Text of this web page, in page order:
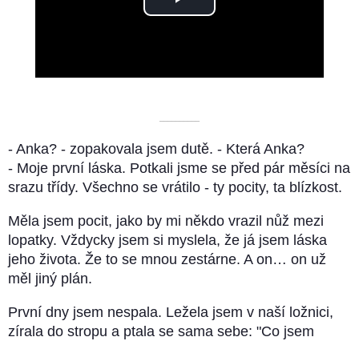
Play
––––––––––
- Anka? - zopakovala jsem dutě. - Která Anka?
- Moje první láska. Potkali jsme se před pár měsíci na
srazu třídy. Všechno se vrátilo - ty pocity, ta blízkost.
Měla jsem pocit, jako by mi někdo vrazil nůž mezi
lopatky. Vždycky jsem si myslela, že já jsem láska
jeho života. Že to se mnou zestárne. A on… on už
měl jiný plán.
První dny jsem nespala. Ležela jsem v naší ložnici,
zírala do stropu a ptala se sama sebe: "Co jsem